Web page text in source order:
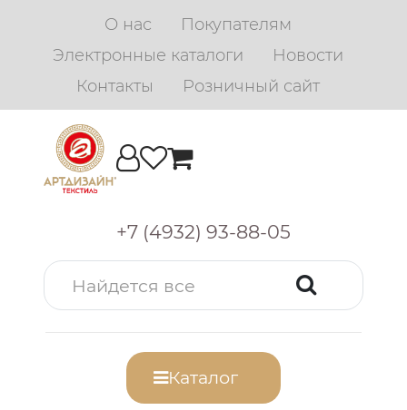
О нас
Покупателям
Электронные каталоги
Новости
Контакты
Розничный сайт
+7 (4932) 93-88-05
Каталог